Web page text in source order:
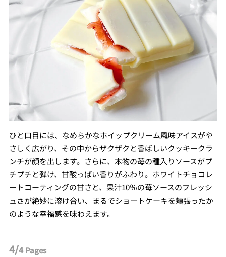
ひと口目には、なめらかなホイップクリーム風味アイスがや
さしく広がり、その中からザクザクと香ばしいクッキークラ
ンチが顔を出します。さらに、本物の苺の種入りソースがプ
チプチと弾け、甘酸っぱい香りがふわり。ホワイトチョコレ
ートコーティングの甘さと、果汁10％の苺ソースのフレッシ
ュさが絶妙に溶け合い、まるでショートケーキを頬張ったか
のような幸福感を味わえます。
4/4Pages